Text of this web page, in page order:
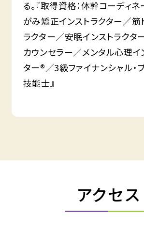
る。『取得資格：体幹コーディ
がみ矯正インストラクター／筋
ラクター／安眠インストラクタ
カウンセラー／メンタル心理イ
ター®／3級ファイナンシャル・
技能士』
アクセス